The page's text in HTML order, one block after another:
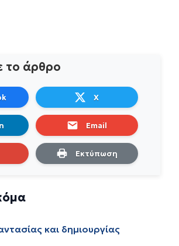
το άρθρο
X
Email
Εκτύπωση
και δημιουργίας